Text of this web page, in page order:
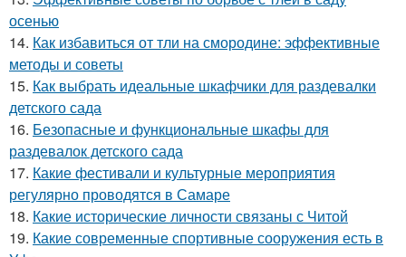
осенью
14. Как избавиться от тли на смородине: эффективные
методы и советы
15. Как выбрать идеальные шкафчики для раздевалки
детского сада
16. Безопасные и функциональные шкафы для
раздевалок детского сада
17. Какие фестивали и культурные мероприятия
регулярно проводятся в Самаре
18. Какие исторические личности связаны с Читой
19. Какие современные спортивные сооружения есть в